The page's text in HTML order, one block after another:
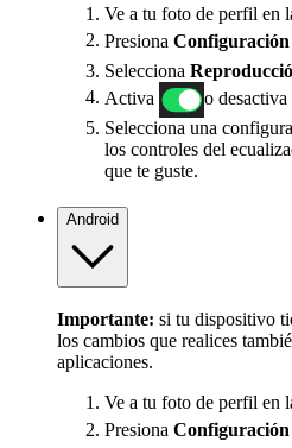
Ve a tu foto de perfil en
Presiona Configuración
Selecciona
Activa
o desactiva
Selecciona una
los controles del
que te guste.
Android
Importante: si tu dispositivo
los cambios que realices
aplicaciones.
Ve a tu foto de perfil en
Presiona Configuración